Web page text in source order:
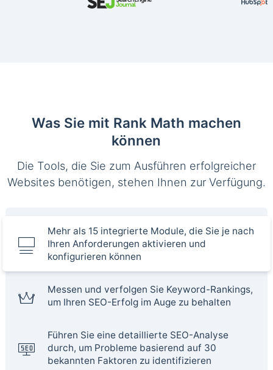
Was Sie mit Rank Math machen
können
Die Tools, die Sie zum Ausführen erfolgreicher
Websites benötigen, stehen Ihnen zur Verfügung.
Mehr als 15 integrierte Module, die Sie je nach
Ihren Anforderungen aktivieren und
konfigurieren können
Messen und verfolgen Sie Keyword-Rankings,
um Ihren SEO-Erfolg im Auge zu behalten
Führen Sie eine detaillierte SEO-Analyse
durch, um Probleme basierend auf 30
bekannten Faktoren zu identifizieren